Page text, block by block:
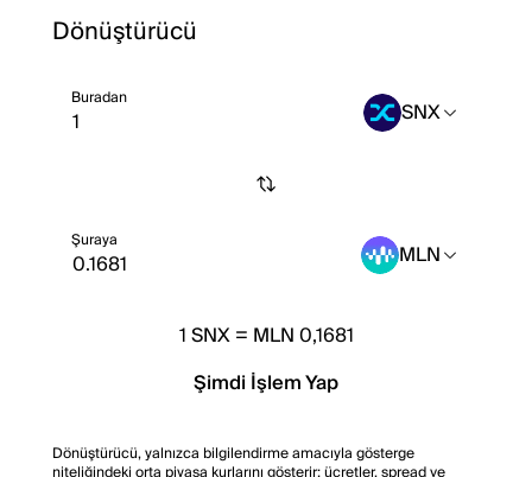
Dönüştürücü
Buradan SNX
Şuraya MLN
1SNX= MLN 0,1681
Şimdi İşlem Yap
Dönüştürücü, yalnızca bilgilendirme amacıyla gösterge